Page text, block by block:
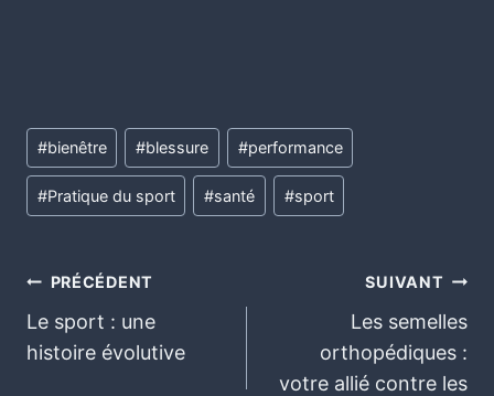
#bienêtre #blessure #performance
#Pratique du sport #santé #sport
PRÉCÉDENT
Le sport : une
histoire évolutive
SUIVANT
Les semelles
orthopédiques :
votre allié contre les